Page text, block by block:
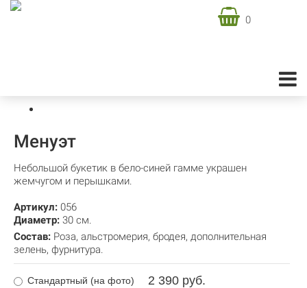
0
Менуэт
Небольшой букетик в бело-синей гамме украшен
жемчугом и перышками.
Артикул: 056
Диаметр: 30 см.
Состав: Роза, альстромерия, бродея, дополнительная
зелень, фурнитура.
Стандартный (на фото) 2 390 руб.